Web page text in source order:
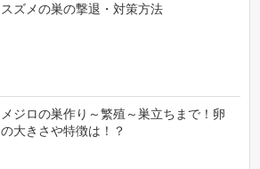
スズメの巣の撃退・対策方法
メジロの巣作り～繁殖～巣立ちまで！卵
の大きさや特徴は！？